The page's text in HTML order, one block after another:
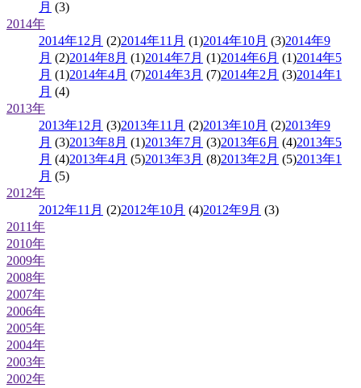
月 (3)
2014年
2014年12月 (2)2014年11月 (1)2014年10月 (3)2014年9
月 (2)2014年8月 (1)2014年7月 (1)2014年6月 (1)2014年5
月 (1)2014年4月 (7)2014年3月 (7)2014年2月 (3)2014年1
月 (4)
2013年
2013年12月 (3)2013年11月 (2)2013年10月 (2)2013年9
月 (3)2013年8月 (1)2013年7月 (3)2013年6月 (4)2013年5
月 (4)2013年4月 (5)2013年3月 (8)2013年2月 (5)2013年1
月 (5)
2012年
2012年11月 (2)2012年10月 (4)2012年9月 (3)
2011年
2010年
2009年
2008年
2007年
2006年
2005年
2004年
2003年
2002年